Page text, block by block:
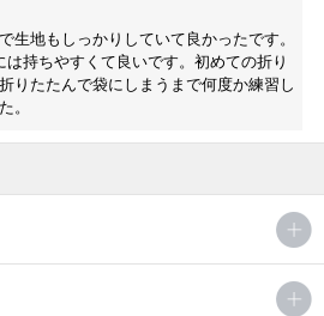
生地もしっかりしていて良かったです。
持ちやすくて良いです。初めての折り
りたたんで袋にしまうまで何度か練習し
。